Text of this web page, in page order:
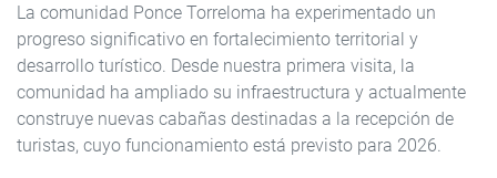
La comunidad Ponce Torreloma ha experimentado un
progreso significativo en fortalecimiento territorial y
desarrollo turístico. Desde nuestra primera visita, la
comunidad ha ampliado su infraestructura y actualmente
construye nuevas cabañas destinadas a la recepción de
turistas, cuyo funcionamiento está previsto para 2026.